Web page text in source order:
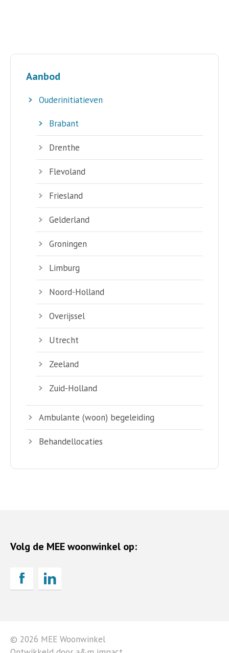
Aanbod
Ouderinitiatieven
Brabant
Drenthe
Flevoland
Friesland
Gelderland
Groningen
Limburg
Noord-Holland
Overijssel
Utrecht
Zeeland
Zuid-Holland
Ambulante (woon) begeleiding
Behandellocaties
Volg de MEE woonwinkel op:
© 2026 MEE Woonwinkel